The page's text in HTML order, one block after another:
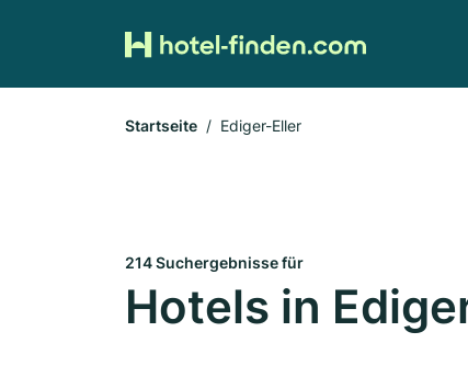
Startseite Ediger-Eller
214 Suchergebnisse für
Hotels in